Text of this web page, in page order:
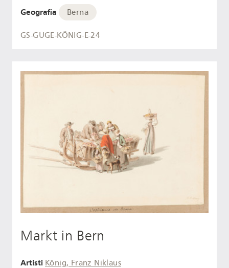
Geografia Berna
GS-GUGE-KÖNIG-E-24
Markt in Bern
Artisti König, Franz Niklaus